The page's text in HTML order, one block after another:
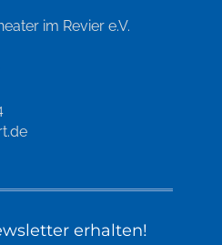
im Revier e.V.
erhalten!